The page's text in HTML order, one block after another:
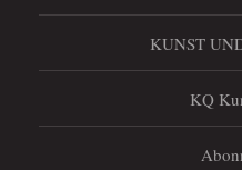
KUNST
KQ